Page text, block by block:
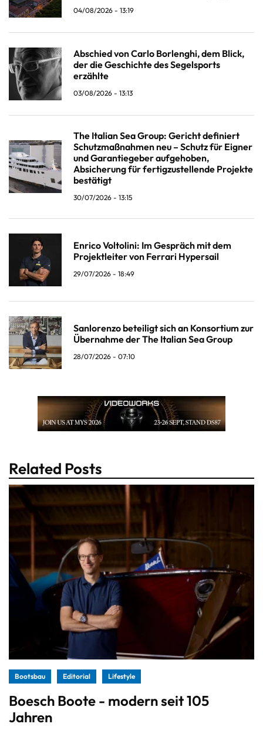
04/08/2026 - 13:19
Abschied von Carlo Borlenghi, dem Blick,
der die Geschichte des Segelsports
erzählte
03/08/2026 - 13:13
The Italian Sea Group: Gericht definiert
Schutzmaßnahmen neu – Schutz für Eigner
und Garantiegeber aufgehoben,
Absicherung für fertigzustellende Projekte
bestätigt
30/07/2026 - 13:15
Enrico Voltolini: Im Gespräch mit dem
Projektleiter von Ferrari Hypersail
29/07/2026 - 18:49
Sanlorenzo beteiligt sich an Konsortium zur
Übernahme der The Italian Sea Group
28/07/2026 - 07:10
Related Posts
Bootsbau Editorial Lifestyle
Boesch Boote - modern seit 105
Jahren